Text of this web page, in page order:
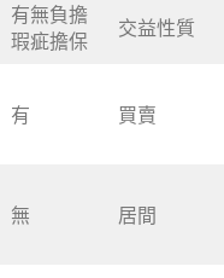
有無負擔
瑕疵擔保
交益性質
有 買賣
無 居間